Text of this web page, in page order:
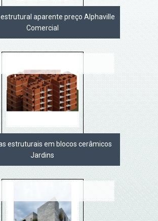
aparente preço Alphaville
Comercial
estruturais em blocos cerâmicos
Jardins